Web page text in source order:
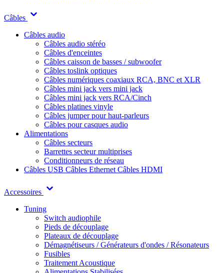
Câbles
Câbles audio
Câbles audio stéréo
Câbles d'enceintes
Câbles caisson de basses / subwoofer
Câbles toslink optiques
Câbles numériques coaxiaux RCA, BNC et XLR
Câbles mini jack vers mini jack
Câbles mini jack vers RCA/Cinch
Câbles platines vinyle
Câbles jumper pour haut-parleurs
Câbles pour casques audio
Alimentations
Câbles secteurs
Barrettes secteur multiprises
Conditionneurs de réseau
Câbles USB Câbles Ethernet Câbles HDMI
Accessoires
Tuning
Switch audiophile
Pieds de découplage
Plateaux de découplage
Démagnétiseurs / Générateurs d'ondes / Résonateurs
Fusibles
Traitement Acoustique